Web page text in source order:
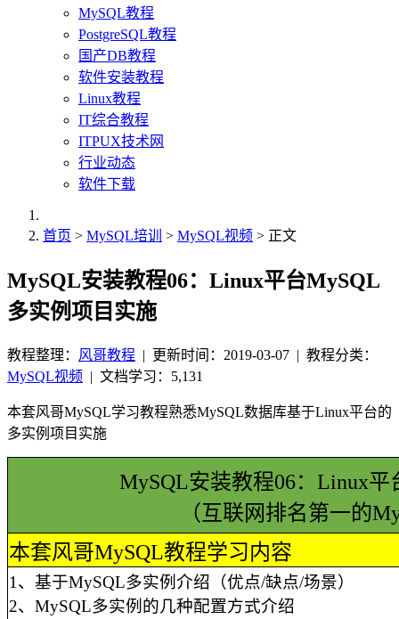
MySQL教程
PostgreSQL教程
国产DB教程
软件安装教程
Linux教程
IT综合教程
ITPUX技术网
行业动态
软件下载
首页 > MySQL培训 > MySQL视频 > 正文
MySQL安装教程06：Linux平台MySQL
多实例项目实施
教程整理： 风哥教程 | 更新时间：2019-03-07 | 教程分类：
MySQL视频 | 文档学习：5,131
本套风哥MySQL学习教程熟悉MySQL数据库基于Linux平台的
多实例项目实施
MySQL安装教程06：Linux
（互联网排名第一的
本套风哥MySQL教程学习内容
1、基于MySQL多实例介绍（优点/缺点/场景）
2、MySQL多实例的几种配置方式介绍